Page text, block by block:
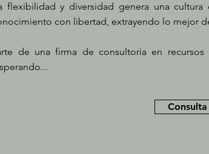
flexibilidad y diversidad genera una cultura
con libertad, extrayendo lo mejor
de una firma de consultoria en recursos